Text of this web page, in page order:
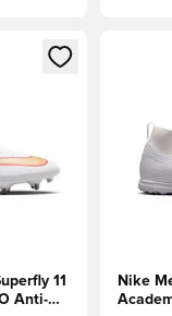
til at logge ind eller
11
Anti-
Åbner
Nike